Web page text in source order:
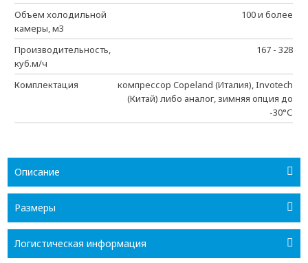
Объем холодильной
камеры, м3
100 и более
Производительность,
куб.м/ч
167 - 328
Комплектация
компрессор Copeland (Италия), Invotech
(Китай) либо аналог, зимняя опция до
-30°С
Описание
Размеры
Логистическая информация